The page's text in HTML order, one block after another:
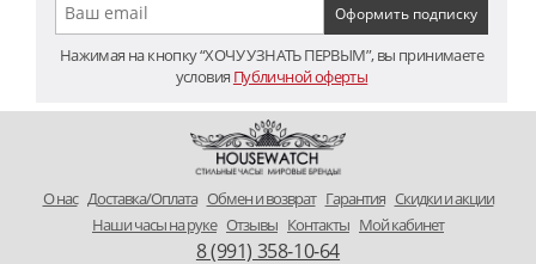
Нажимая на кнопку “ХОЧУ УЗНАТЬ ПЕРВЫМ”, вы принимаете
условия Публичной оферты
O нас Доставка/Оплата Обмен и возврат Гарантия Скидки и акции
Наши часы на руке Отзывы Контакты Мой кабинет
8 (991) 358-10-64